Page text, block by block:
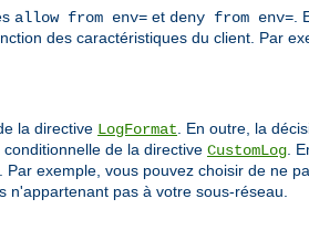
allow from env= et deny from env= .
des caractéristiques du client. Par
la directive LogFormat . En outre, la
de la directive CustomLog .
exemple, vous pouvez choisir de ne
n'appartenant pas à votre sous-réseau.